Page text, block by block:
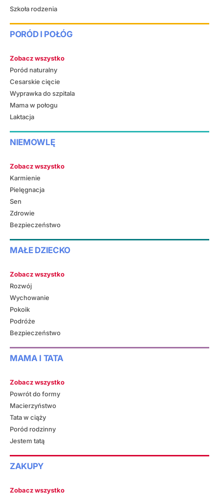
Szkoła rodzenia
PORÓD I POŁÓG
Zobacz wszystko
Poród naturalny
Cesarskie cięcie
Wyprawka do szpitala
Mama w połogu
Laktacja
NIEMOWLĘ
Zobacz wszystko
Karmienie
Pielęgnacja
Sen
Zdrowie
Bezpieczeństwo
MAŁE DZIECKO
Zobacz wszystko
Rozwój
Wychowanie
Pokoik
Podróże
Bezpieczeństwo
MAMA I TATA
Zobacz wszystko
Powrót do formy
Macierzyństwo
Tata w ciąży
Poród rodzinny
Jestem tatą
ZAKUPY
Zobacz wszystko